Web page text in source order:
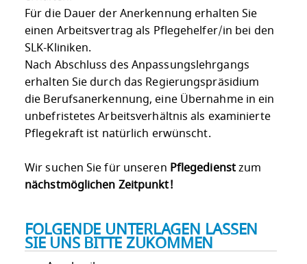
Für die Dauer der Anerkennung erhalten Sie
einen Arbeitsvertrag als Pflegehelfer/in bei den
SLK-Kliniken.
Nach Abschluss des Anpassungslehrgangs
erhalten Sie durch das Regierungspräsidium
die Berufsanerkennung, eine Übernahme in ein
unbefristetes Arbeitsverhältnis als examinierte
Pflegekraft ist natürlich erwünscht.
Wir suchen Sie für unseren Pflegedienstzum
nächstmöglichen Zeitpunkt!
FOLGENDE UNTERLAGEN LASSEN
SIE UNS BITTE ZUKOMMEN